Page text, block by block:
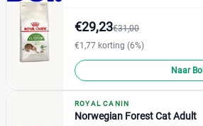
€29,23€31,00
€1,77 korting (6%)
Naar Bol
ROYAL CANIN
Norwegian Forest Cat Adult